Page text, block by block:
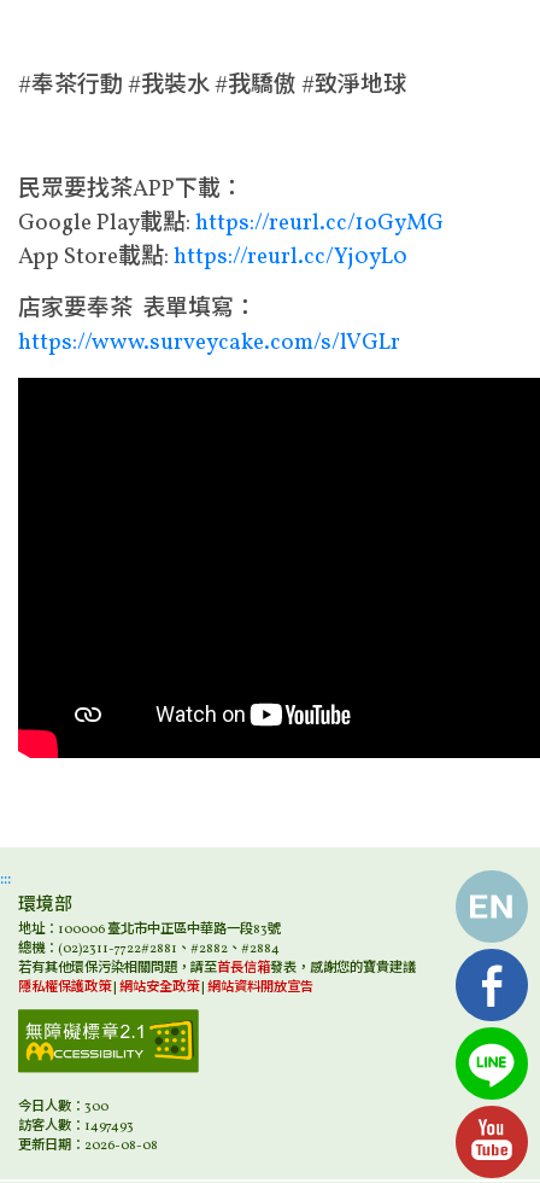
#奉茶行動 #我裝水 #我驕傲 #致淨地球
民眾要找茶APP下載：
Google Play載點:https://reurl.cc/1oGyMG
App Store載點:https://reurl.cc/Yj0yL0
店家要奉茶 表單填寫：
https://www.surveycake.com/s/lVGLr
:::
環境部
地址：100006 臺北市中正區中華路一段83號
總機：(02)2311-7722#2881、#2882、#2884
若有其他環保污染相關問題，請至首長信箱發表，感謝您的寶貴建議
隱私權保護政策|網站安全政策|網站資料開放宣告
今日人數：300
訪客人數：1497493
更新日期：2026-08-08